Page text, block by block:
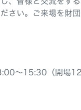
さい。ご来場を財
～15:30（開場